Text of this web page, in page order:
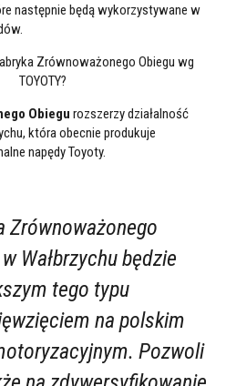
następnie będą wykorzystywane w
Obiegu rozszerzy działalność
która obecnie produkuje
napędy Toyoty.
Zrównoważonego
Wałbrzychu będzie
tego typu
na polskim
Pozwoli